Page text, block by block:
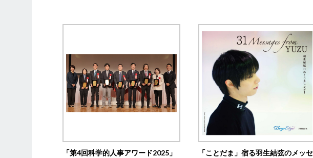
「第4回科学的人事アワード2025」 「ことだま」宿る羽生結弦のメッセ